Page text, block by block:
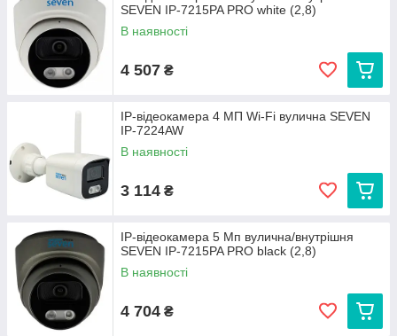
SEVEN IP-7215PA PRO white (2,8)
В наявності
4 507 ₴
IP-відеокамера 4 МП Wi-Fi вулична SEVEN
IP-7224AW
В наявності
3 114 ₴
IP-відеокамера 5 Мп вулична/внутрішня
SEVEN IP-7215PA PRO black (2,8)
В наявності
4 704 ₴